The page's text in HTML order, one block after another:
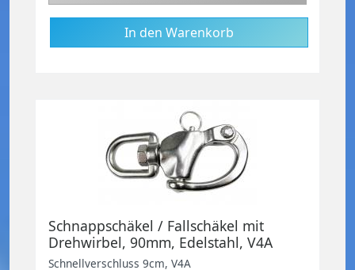
Schnappschäkel / Fallschäkel mit
Drehwirbel, 90mm, Edelstahl, V4A
Schnellverschluss 9cm, V4A